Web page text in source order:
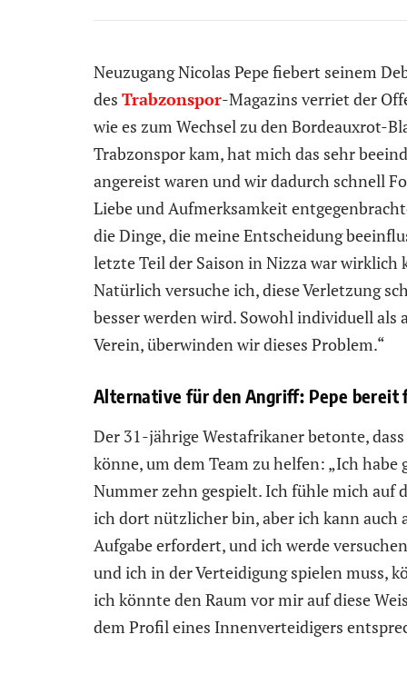
Neuzugang Nicolas Pepe fiebert seinem
des Trabzonspor-Magazins verriet der
wie es zum Wechsel zu den Bordeauxrot-
Trabzonspor kam, hat mich das sehr
angereist waren und wir dadurch schnell
Liebe und Aufmerksamkeit
die Dinge, die meine Entscheidung
letzte Teil der Saison in Nizza war
Natürlich versuche ich, diese Verletzung
besser werden wird. Sowohl individuell
Verein, überwinden wir dieses Problem.“
Alternative für den Angriff: Pepe bereit
Der 31-jährige Westafrikaner betonte,
könne, um dem Team zu helfen: „Ich
Nummer zehn gespielt. Ich fühle mich auf
ich dort nützlicher bin, aber ich kann auch
Aufgabe erfordert, und ich werde
und ich in der Verteidigung spielen muss,
ich könnte den Raum vor mir auf diese
dem Profil eines Innenverteidigers